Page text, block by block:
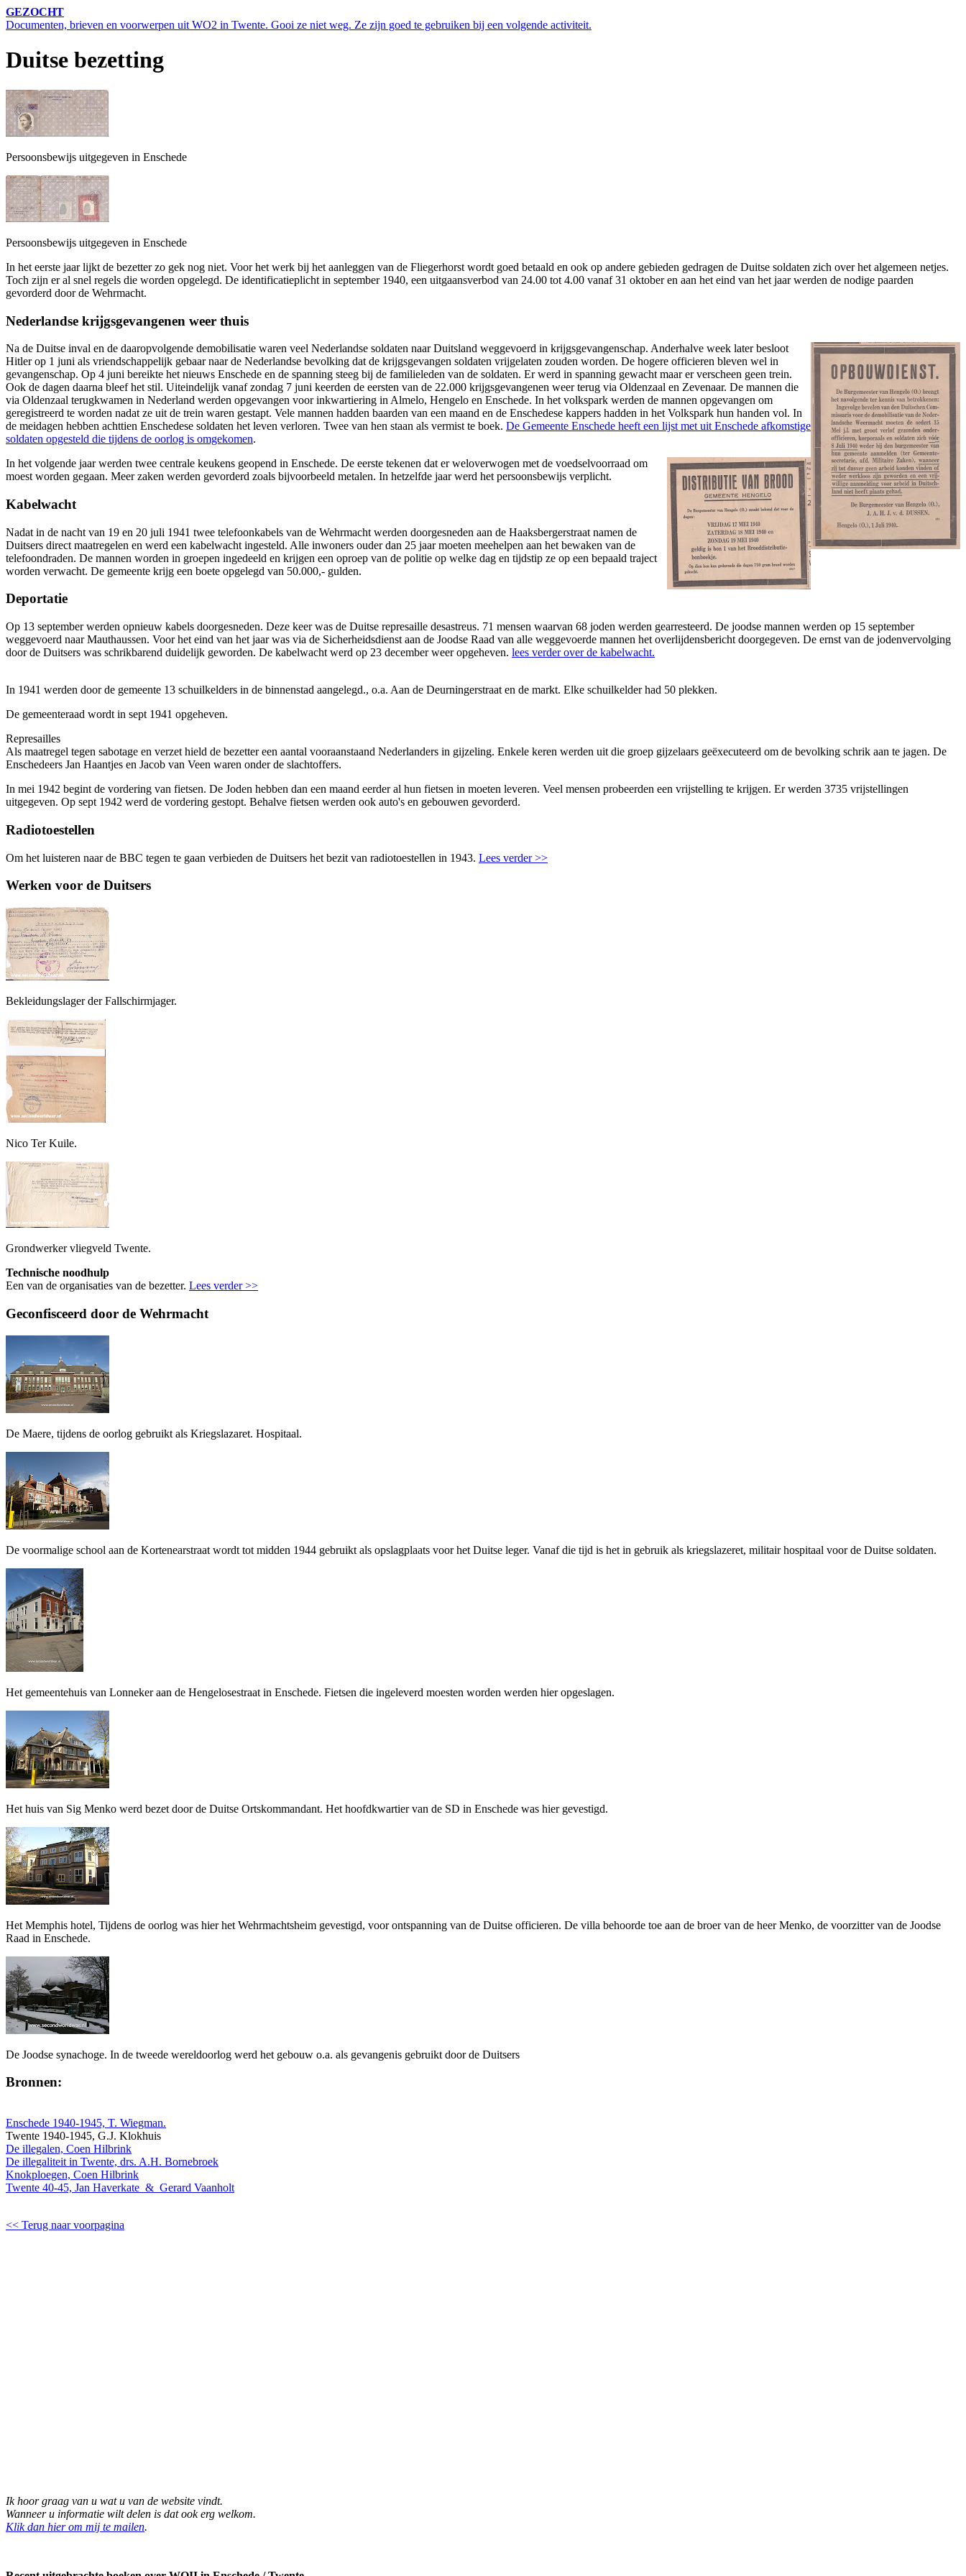
GEZOCHT
Documenten, brieven en voorwerpen uit WO2 in Twente. Gooi ze niet weg. Ze zijn goed te gebruiken bij een volgende activiteit.
Duitse bezetting
Persoonsbewijs uitgegeven in Enschede
Persoonsbewijs uitgegeven in Enschede
In het eerste jaar lijkt de bezetter zo gek nog niet. Voor het werk bij het aanleggen van de Fliegerhorst wordt goed betaald en ook op andere gebieden gedragen de Duitse soldaten zich over het algemeen netjes.
Toch zijn er al snel regels die worden opgelegd. De identificatieplicht in september 1940, een uitgaansverbod van 24.00 tot 4.00 vanaf 31 oktober en aan het eind van het jaar werden de nodige paarden
gevorderd door de Wehrmacht.
Nederlandse krijgsgevangenen weer thuis
Na de Duitse inval en de daaropvolgende demobilisatie waren veel Nederlandse soldaten naar Duitsland weggevoerd in krijgsgevangenschap. Anderhalve week later besloot
Hitler op 1 juni als vriendschappelijk gebaar naar de Nederlandse bevolking dat de krijgsgevangen soldaten vrijgelaten zouden worden. De hogere officieren bleven wel in
gevangenschap. Op 4 juni bereikte het nieuws Enschede en de spanning steeg bij de familieleden van de soldaten. Er werd in spanning gewacht maar er verscheen geen trein.
Ook de dagen daarna bleef het stil. Uiteindelijk vanaf zondag 7 juni keerden de eersten van de 22.000 krijgsgevangenen weer terug via Oldenzaal en Zevenaar. De mannen die
via Oldenzaal terugkwamen in Nederland werden opgevangen voor inkwartiering in Almelo, Hengelo en Enschede. In het volkspark werden de mannen opgevangen om
geregistreerd te worden nadat ze uit de trein waren gestapt. Vele mannen hadden baarden van een maand en de Enschedese kappers hadden in het Volkspark hun handen vol. In
de meidagen hebben achttien Enschedese soldaten het leven verloren. Twee van hen staan als vermist te boek. De Gemeente Enschede heeft een lijst met uit Enschede afkomstige
soldaten opgesteld die tijdens de oorlog is omgekomen.
In het volgende jaar werden twee centrale keukens geopend in Enschede. De eerste tekenen dat er weloverwogen met de voedselvoorraad om
moest worden gegaan. Meer zaken werden gevorderd zoals bijvoorbeeld metalen. In hetzelfde jaar werd het persoonsbewijs verplicht.
Kabelwacht
Nadat in de nacht van 19 en 20 juli 1941 twee telefoonkabels van de Wehrmacht werden doorgesneden aan de Haaksbergerstraat namen de
Duitsers direct maatregelen en werd een kabelwacht ingesteld. Alle inwoners ouder dan 25 jaar moeten meehelpen aan het bewaken van de
telefoondraden. De mannen worden in groepen ingedeeld en krijgen een oproep van de politie op welke dag en tijdstip ze op een bepaald traject
worden verwacht. De gemeente krijg een boete opgelegd van 50.000,- gulden.
Deportatie
Op 13 september werden opnieuw kabels doorgesneden. Deze keer was de Duitse represaille desastreus. 71 mensen waarvan 68 joden werden gearresteerd. De joodse mannen werden op 15 september
weggevoerd naar Mauthaussen. Voor het eind van het jaar was via de Sicherheidsdienst aan de Joodse Raad van alle weggevoerde mannen het overlijdensbericht doorgegeven. De ernst van de jodenvervolging
door de Duitsers was schrikbarend duidelijk geworden. De kabelwacht werd op 23 december weer opgeheven. lees verder over de kabelwacht.
In 1941 werden door de gemeente 13 schuilkelders in de binnenstad aangelegd., o.a. Aan de Deurningerstraat en de markt. Elke schuilkelder had 50 plekken.
De gemeenteraad wordt in sept 1941 opgeheven.
Represailles
Als maatregel tegen sabotage en verzet hield de bezetter een aantal vooraanstaand Nederlanders in gijzeling. Enkele keren werden uit die groep gijzelaars geëxecuteerd om de bevolking schrik aan te jagen. De
Enschedeers Jan Haantjes en Jacob van Veen waren onder de slachtoffers.
In mei 1942 begint de vordering van fietsen. De Joden hebben dan een maand eerder al hun fietsen in moeten leveren. Veel mensen probeerden een vrijstelling te krijgen. Er werden 3735 vrijstellingen
uitgegeven. Op sept 1942 werd de vordering gestopt. Behalve fietsen werden ook auto's en gebouwen gevorderd.
Radiotoestellen
Om het luisteren naar de BBC tegen te gaan verbieden de Duitsers het bezit van radiotoestellen in 1943. Lees verder >>
Werken voor de Duitsers
Bekleidungslager der Fallschirmjager.
Nico Ter Kuile.
Grondwerker vliegveld Twente.
Technische noodhulp
Een van de organisaties van de bezetter. Lees verder >>
Geconfisceerd door de Wehrmacht
De Maere, tijdens de oorlog gebruikt als Kriegslazaret. Hospitaal.
De voormalige school aan de Kortenearstraat wordt tot midden 1944 gebruikt als opslagplaats voor het Duitse leger. Vanaf die tijd is het in gebruik als kriegslazeret, militair hospitaal voor de Duitse soldaten.
Het gemeentehuis van Lonneker aan de Hengelosestraat in Enschede. Fietsen die ingeleverd moesten worden werden hier opgeslagen.
Het huis van Sig Menko werd bezet door de Duitse Ortskommandant. Het hoofdkwartier van de SD in Enschede was hier gevestigd.
Het Memphis hotel, Tijdens de oorlog was hier het Wehrmachtsheim gevestigd, voor ontspanning van de Duitse officieren. De villa behoorde toe aan de broer van de heer Menko, de voorzitter van de Joodse
Raad in Enschede.
De Joodse synachoge. In de tweede wereldoorlog werd het gebouw o.a. als gevangenis gebruikt door de Duitsers
Bronnen:
Enschede 1940-1945, T. Wiegman.
Twente 1940-1945, G.J. Klokhuis
De illegalen, Coen Hilbrink
De illegaliteit in Twente, drs. A.H. Bornebroek
Knokploegen, Coen Hilbrink
Twente 40-45, Jan Haverkate & Gerard Vaanholt
<< Terug naar voorpagina
Ik hoor graag van u wat u van de website vindt.
Wanneer u informatie wilt delen is dat ook erg welkom.
Klik dan hier om mij te mailen.